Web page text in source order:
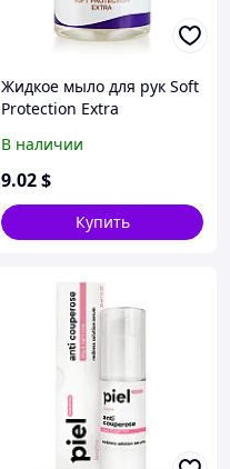
Жидкое мыло для рук Soft
Protection Extra
В наличии
9.02$
Купить